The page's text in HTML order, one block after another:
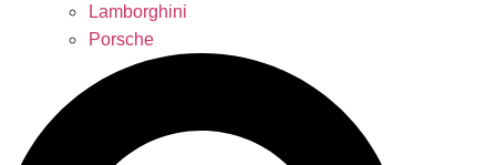
Lamborghini
Porsche